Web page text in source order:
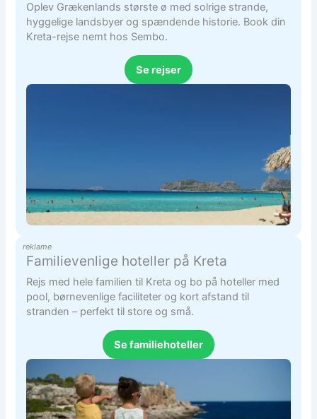
Oplev Grækenlands største ø med solrige strande,
hyggelige landsbyer og spændende historie. Book din
Kreta-rejse nemt hos Sembo.
Se rejser
reklame
Familievenlige hoteller på Kreta
Rejs med hele familien til Kreta og bo på hoteller med
pool, børnevenlige faciliteter og kort afstand til
stranden – perfekt til store og små.
Se familiehoteller